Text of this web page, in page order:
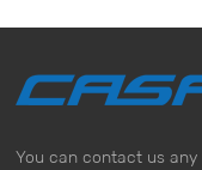
You can contact us